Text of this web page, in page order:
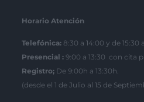
Horario Atención
Telefónica: 8:30 a 14:00 y de 15:30
Presencial : 9:00 a 13:30 con cita
Registro; De 9:00h a 13:30h.
(desde el 1 de Julio al 15 de